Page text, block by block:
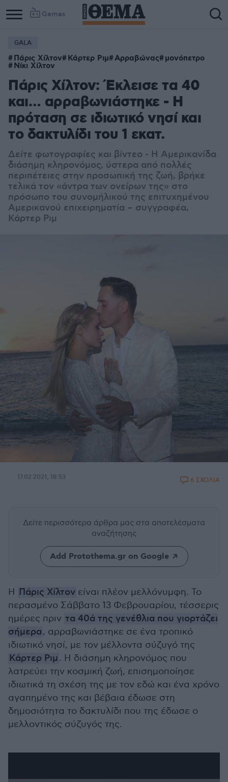
Games
GALA
Πάρις Χίλτον Κάρτερ Ριμ Αρραβώνας μονόπετρο
Νίκι Χίλτον
Πάρις Χίλτον: Έκλεισε τα 40
και… αρραβωνιάστηκε - Η
πρόταση σε ιδιωτικό νησί και
το δακτυλίδι του 1 εκατ.
Δείτε φωτογραφίες και βίντεο - Η Αμερικανίδα
διάσημη κληρονόμος, ύστερα από πολλές
περιπέτειες στην προσωπική της ζωή, βρήκε
τελικά τον «άντρα των ονείρων της» στο
πρόσωπο του συνομήλικού της επιτυχημένου
Αμερικανού επιχειρηματία – συγγραφέα,
Κάρτερ Ριμ
17.02.2021, 18:53 6 ΣΧΟΛΙΑ
Δείτε περισσότερα άρθρα μας στα αποτελέσματα
αναζήτησης
Add Protothema.gr on Google
Η Πάρις Χίλτον είναι πλέον μελλόνυμφη. Το
περασμένο Σάββατο 13 Φεβρουαρίου, τέσσερις
ημέρες πριν τα 40ά της γενέθλια που γιορτάζει
σήμερα, αρραβωνιάστηκε σε ένα τροπικό
ιδιωτικό νησί, με τον μέλλοντα σύζυγό της
Κάρτερ Ριμ. Η διάσημη κληρονόμος που
λατρεύει την κοσμική ζωή, επισημοποίησε
ιδιωτικά τη σχέση της με τον εδώ και ένα χρόνο
αγαπημένο της και βέβαια έδωσε στη
δημοσιότητα το δακτυλίδι που της έδωσε ο
μελλοντικός σύζυγός της.